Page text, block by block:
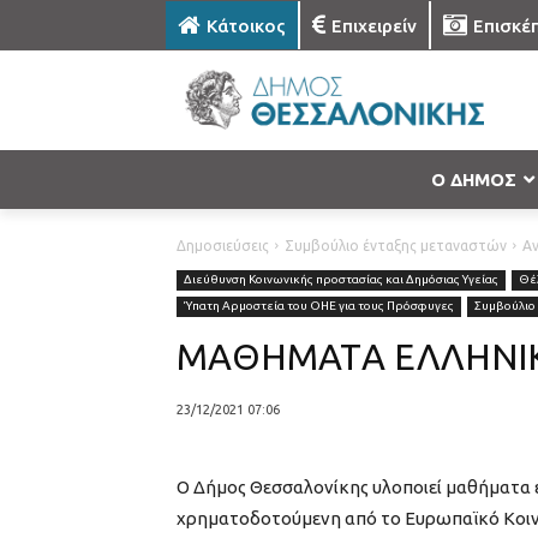
Κάτοικος Επιχειρείν
Ο ΔΗΜΟΣ
Δημοσιεύσεις Συμβούλιο ένταξης μεταναστών
Διεύθυνση Κοινωνικής προστασίας και Δημόσιας Υγείας
Ύπατη Αρμοστεία του ΟΗΕ για τους Πρόσφυγες
ΜΑΘΗΜΑΤA
23/12/2021 07:06
Ο Δήμος Θεσσαλονίκης υλοποιεί μαθήματα
χρηματοδοτούμενη από το Ευρωπαϊκό